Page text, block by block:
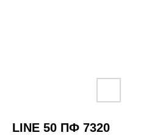
LINE 50 ПФ 7320